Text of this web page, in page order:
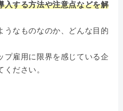
入する方法や注意点などを解
うなものなのか、どんな目的
プ雇用に限界を感じている企
ださい。